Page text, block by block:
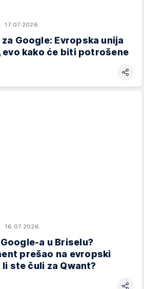
17.07.2026.
Google: Evropska unija
kako će biti potrošene
16.07.2026.
a u Briselu?
prešao na evropski
ste čuli za Qwant?